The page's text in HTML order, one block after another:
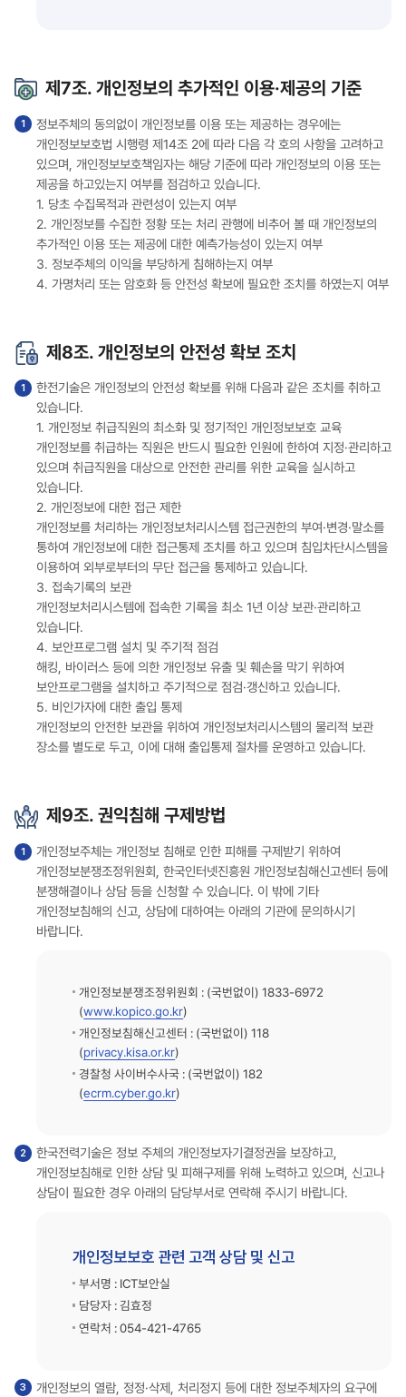
제7조. 개인정보의 추가적인 이용·제공의 기준
정보주체의 동의없이 개인정보를 이용 또는 제공하는 경우에는
개인정보보호법 시행령 제14조 2에 따라 다음 각 호의 사항을 고려하고
있으며, 개인정보보호책임자는 해당 기준에 따라 개인정보의 이용 또는
제공을 하고있는지 여부를 점검하고 있습니다.
1. 당초 수집목적과 관련성이 있는지 여부
2. 개인정보를 수집한 정황 또는 처리 관행에 비추어 볼 때 개인정보의
추가적인 이용 또는 제공에 대한 예측가능성이 있는지 여부
3. 정보주체의 이익을 부당하게 침해하는지 여부
4. 가명처리 또는 암호화 등 안전성 확보에 필요한 조치를 하였는지 여부
제8조. 개인정보의 안전성 확보 조치
한전기술은 개인정보의 안전성 확보를 위해 다음과 같은 조치를 취하고
있습니다.
1. 개인정보 취급직원의 최소화 및 정기적인 개인정보보호 교육
개인정보를 취급하는 직원은 반드시 필요한 인원에 한하여 지정·관리하고
있으며 취급직원을 대상으로 안전한 관리를 위한 교육을 실시하고
있습니다.
2. 개인정보에 대한 접근 제한
개인정보를 처리하는 개인정보처리시스템 접근권한의 부여·변경·말소를
통하여 개인정보에 대한 접근통제 조치를 하고 있으며 침입차단시스템을
이용하여 외부로부터의 무단 접근을 통제하고 있습니다.
3. 접속기록의 보관
개인정보처리시스템에 접속한 기록을 최소 1년 이상 보관·관리하고
있습니다.
4. 보안프로그램 설치 및 주기적 점검
해킹, 바이러스 등에 의한 개인정보 유출 및 훼손을 막기 위하여
보안프로그램을 설치하고 주기적으로 점검·갱신하고 있습니다.
5. 비인가자에 대한 출입 통제
개인정보의 안전한 보관을 위하여 개인정보처리시스템의 물리적 보관
장소를 별도로 두고, 이에 대해 출입통제 절차를 운영하고 있습니다.
제9조. 권익침해 구제방법
개인정보주체는 개인정보 침해로 인한 피해를 구제받기 위하여
개인정보분쟁조정위원회, 한국인터넷진흥원 개인정보침해신고센터 등에
분쟁해결이나 상담 등을 신청할 수 있습니다. 이 밖에 기타
개인정보침해의 신고, 상담에 대하여는 아래의 기관에 문의하시기
바랍니다.
개인정보분쟁조정위원회 : (국번없이) 1833-6972
(www.kopico.go.kr)
개인정보침해신고센터 : (국번없이) 118
(privacy.kisa.or.kr)
경찰청 사이버수사국 : (국번없이) 182
(ecrm.cyber.go.kr)
한국전력기술은 정보 주체의 개인정보자기결정권을 보장하고,
개인정보침해로 인한 상담 및 피해구제를 위해 노력하고 있으며, 신고나
상담이 필요한 경우 아래의 담당부서로 연락해 주시기 바랍니다.
개인정보보호 관련 고객 상담 및 신고
부서명 : ICT보안실
담당자 : 김효정
연락처 : 054-421-4765
개인정보의 열람, 정정·삭제, 처리정지 등에 대한 정보주체자의 요구에